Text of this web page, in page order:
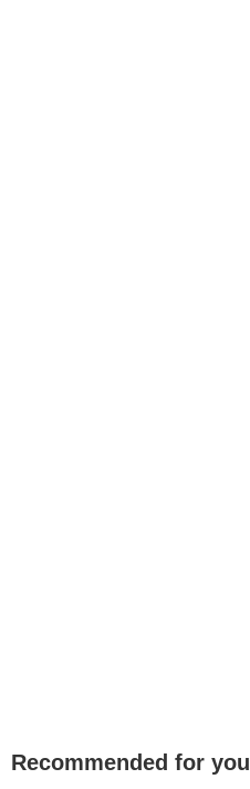
Recommended for you